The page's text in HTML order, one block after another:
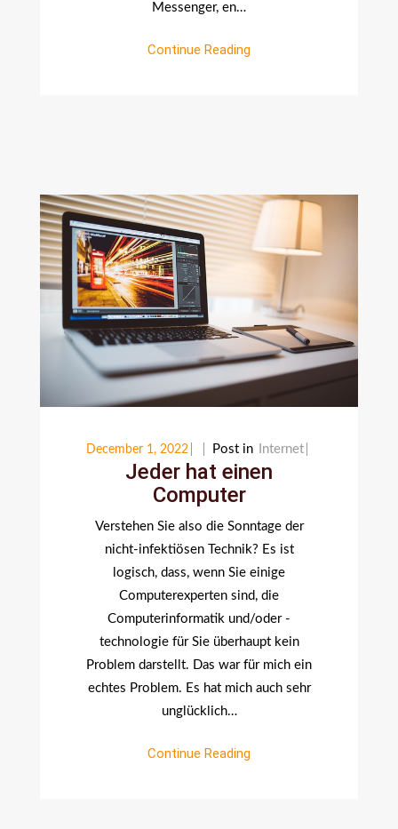
Messenger, en…
Continue Reading
December 1, 2022 Post in Internet
Jeder hat einen
Computer
Verstehen Sie also die Sonntage der
nicht-infektiösen Technik? Es ist
logisch, dass, wenn Sie einige
Computerexperten sind, die
Computerinformatik und/oder -
technologie für Sie überhaupt kein
Problem darstellt. Das war für mich ein
echtes Problem. Es hat mich auch sehr
unglücklich…
Continue Reading